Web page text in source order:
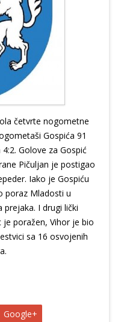
četvrte nogometne
Gospića 91
Golove za Gospić
Pičuljan je postigao
Iako je Gospiću
poraz Mladosti u
prejaka. I drugi lički
poražen, Vihor je bio
sa 16 osvojenih
Google+